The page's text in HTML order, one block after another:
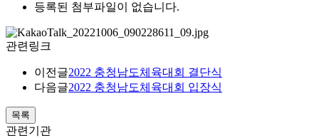
등록된 첨부파일이 없습니다.
관련링크
이전글2022 충청남도체육대회 결단식
다음글2022 충청남도체육대회 입장식
목록
관련기관